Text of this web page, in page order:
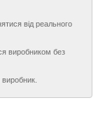
від реального
виробником без